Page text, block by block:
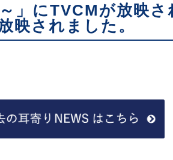
」にTVCMが放映さ
映されました。